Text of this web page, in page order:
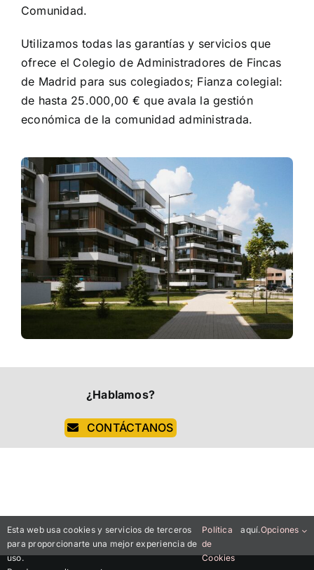
Comunidad.
Utilizamos todas las garantías y servicios que
ofrece el Colegio de Administradores de Fincas
de Madrid para sus colegiados; Fianza colegial:
de hasta 25.000,00 € que avala la gestión
económica de la comunidad administrada.
¿Hablamos?
CONTÁCTANOS
Esta web usa cookies y servicios de terceros
para proporcionarte una mejor experiencia de
uso.
Política
de
Cookies
aquí.Opciones